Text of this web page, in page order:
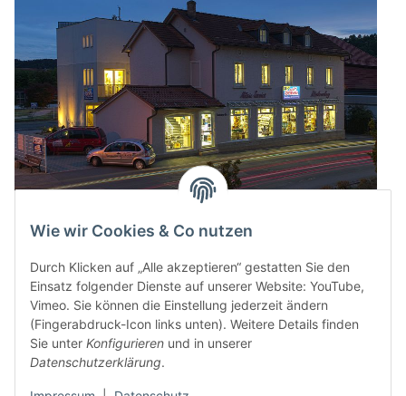
Wie wir Cookies & Co nutzen
Durch Klicken auf „Alle akzeptieren“ gestatten Sie den
Einsatz folgender Dienste auf unserer Website: YouTube,
Vimeo. Sie können die Einstellung jederzeit ändern
(Fingerabdruck-Icon links unten). Weitere Details finden
Sie unter Konfigurieren und in unserer
Datenschutzerklärung.